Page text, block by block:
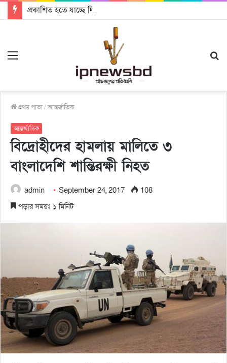
প্রকাশিত হতে যাচ্ছে দি রাবুগার নতুন গান ‘Baljanggi’
প্রথম পাতা/আন্তর্জাতিক
আন্তর্জাতিক
বিদ্রোহীদের হামলায় মালিতে ৩
বাংলাদেশি শান্তিরক্ষী নিহত
admin September 24, 2017
108
পড়ার সময়ঃ ১ মিনিট